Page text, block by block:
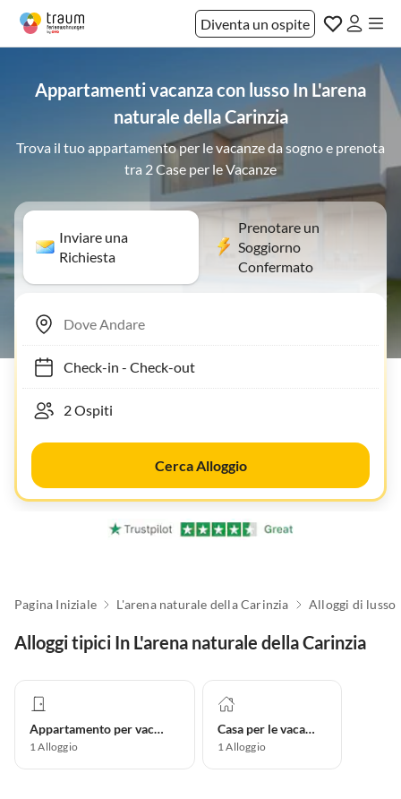
Diventa un ospite
Appartamenti vacanza con lusso In L'arena
naturale della Carinzia
Trova il tuo appartamento per le vacanze da sogno e prenota
tra 2 Case per le Vacanze
Inviare una
Richiesta
Prenotare un
Soggiorno
Confermato
Check-in- Check-out
Cerca Alloggio
Pagina Iniziale L'arena naturale della Carinzia Alloggi di lusso
Alloggi tipici In L'arena naturale della Carinzia
Appartamento per vacanze
1Alloggio
Casa per le vacanze
1Alloggio